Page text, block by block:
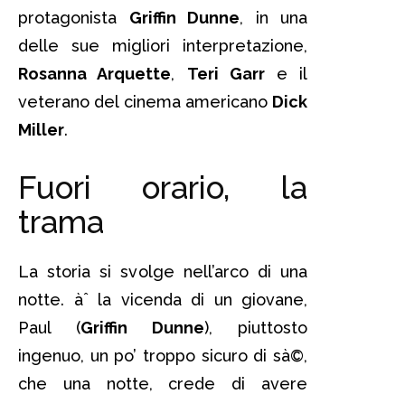
protagonista Griffin Dunne, in una
delle sue migliori interpretazione,
Rosanna Arquette, Teri Garr e il
veterano del cinema americano Dick
Miller.
Fuori orario, la
trama
La storia si svolge nell’arco di una
notte. àˆ la vicenda di un giovane,
Paul (Griffin Dunne), piuttosto
ingenuo, un po’ troppo sicuro di sà©,
che una notte, crede di avere